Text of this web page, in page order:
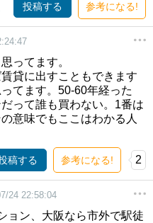
投稿する 参考になる!
ってます。
貸に出すこともできます
てます。50-60年経った
って誰も買わない。1番は
意味でもここはわかる人
稿する 参考になる! 2
24 22:58:04
ョン、大阪なら市外で駅徒